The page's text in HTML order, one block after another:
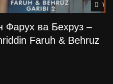
Фарух ва Бехруз –
Faruh & Behruz